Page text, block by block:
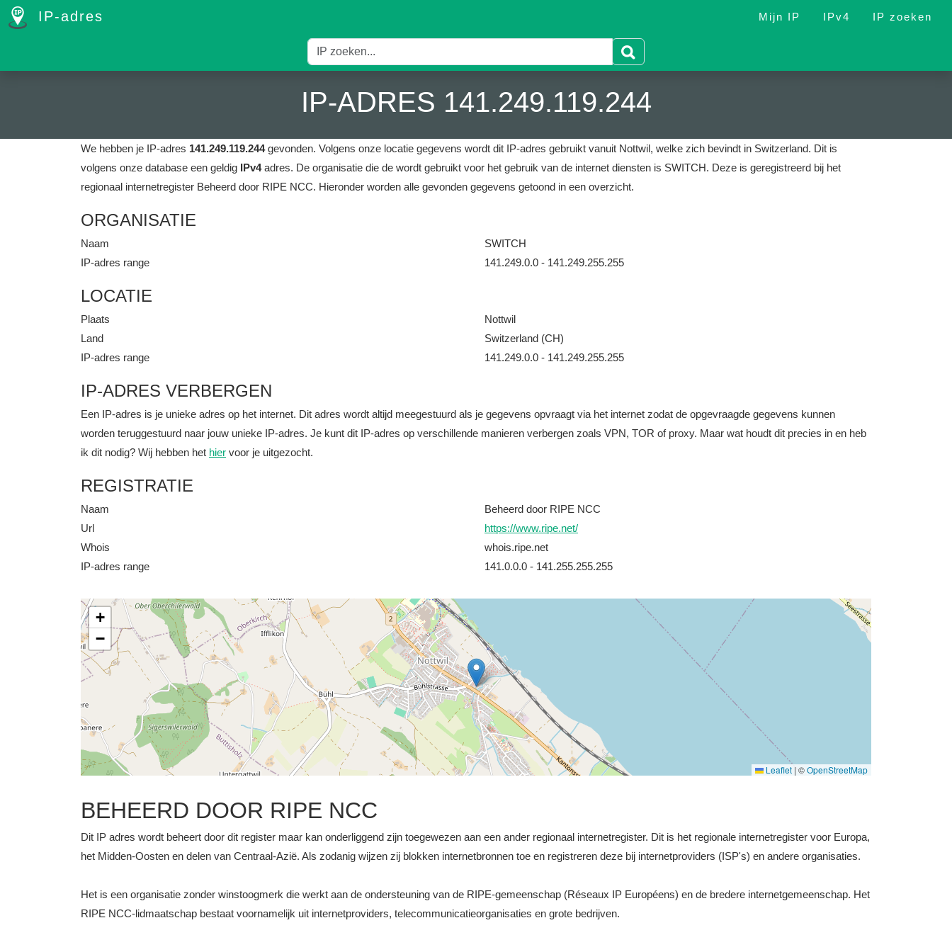
IP-adres Mijn IP IPv4 IP zoeken
IP-ADRES 141.249.119.244
We hebben je IP-adres 141.249.119.244gevonden. Volgens onze locatie gegevens wordt dit IP-adres gebruikt vanuit Nottwil, welke zich bevindt in Switzerland. Dit is
volgens onze database een geldig IPv4adres. De organisatie die de wordt gebruikt voor het gebruik van de internet diensten is SWITCH. Deze is geregistreerd bij het
regionaal internetregister Beheerd door RIPE NCC. Hieronder worden alle gevonden gegevens getoond in een overzicht.
ORGANISATIE
Naam
SWITCH
IP-adres range
141.249.0.0 - 141.249.255.255
LOCATIE
Plaats
Nottwil
Land
Switzerland (CH)
IP-adres range
141.249.0.0 - 141.249.255.255
IP-ADRES VERBERGEN
Een IP-adres is je unieke adres op het internet. Dit adres wordt altijd meegestuurd als je gegevens opvraagt via het internet zodat de opgevraagde gegevens kunnen
worden teruggestuurd naar jouw unieke IP-adres. Je kunt dit IP-adres op verschillende manieren verbergen zoals VPN, TOR of proxy. Maar wat houdt dit precies in en heb
ik dit nodig? Wij hebben het hier voor je uitgezocht.
REGISTRATIE
Naam
Beheerd door RIPE NCC
Url
https://www.ripe.net/
Whois
whois.ripe.net
IP-adres range
141.0.0.0 - 141.255.255.255
+
−
Leaflet | ©OpenStreetMap
BEHEERD DOOR RIPE NCC
Dit IP adres wordt beheert door dit register maar kan onderliggend zijn toegewezen aan een ander regionaal internetregister. Dit is het regionale internetregister voor Europa,
het Midden-Oosten en delen van Centraal-Azië. Als zodanig wijzen zij blokken internetbronnen toe en registreren deze bij internetproviders (ISP's) en andere organisaties.
Het is een organisatie zonder winstoogmerk die werkt aan de ondersteuning van de RIPE-gemeenschap (Réseaux IP Européens) en de bredere internetgemeenschap. Het
RIPE NCC-lidmaatschap bestaat voornamelijk uit internetproviders, telecommunicatieorganisaties en grote bedrijven.